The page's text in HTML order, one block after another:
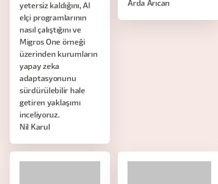
yetersiz kaldığını, AI
elçi programlarının
nasıl çalıştığını ve
Migros One örneği
üzerinden kurumların
yapay zeka
adaptasyonunu
sürdürülebilir hale
getiren yaklaşımı
inceliyoruz.
Nil Karul
Arda Arıcan